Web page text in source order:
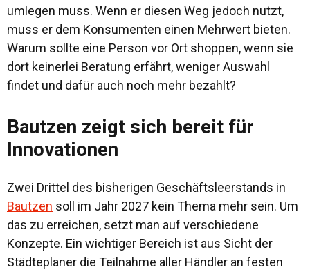
umlegen muss. Wenn er diesen Weg jedoch nutzt,
muss er dem Konsumenten einen Mehrwert bieten.
Warum sollte eine Person vor Ort shoppen, wenn sie
dort keinerlei Beratung erfährt, weniger Auswahl
findet und dafür auch noch mehr bezahlt?
Bautzen zeigt sich bereit für
Innovationen
Zwei Drittel des bisherigen Geschäftsleerstands in
Bautzen soll im Jahr 2027 kein Thema mehr sein. Um
das zu erreichen, setzt man auf verschiedene
Konzepte. Ein wichtiger Bereich ist aus Sicht der
Städteplaner die Teilnahme aller Händler an festen